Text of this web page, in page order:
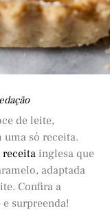
de leite,
só receita.
receita inglesa que
adaptada
Confira a
surpreenda!